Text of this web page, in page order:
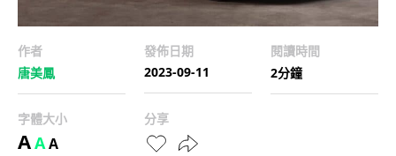
作者
唐美鳳
發佈日期
2023-09-11
閱讀時間
2分鐘
字體大小
AAA
分享